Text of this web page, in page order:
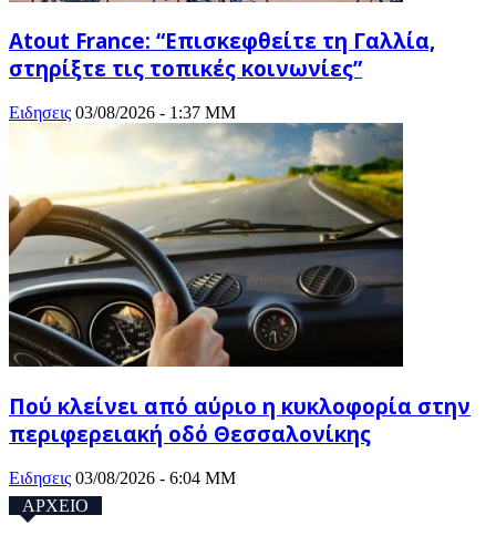
Atout France: “Επισκεφθείτε τη Γαλλία,
στηρίξτε τις τοπικές κοινωνίες”
Ειδησεις 03/08/2026 - 1:37 ΜΜ
Πού κλείνει από αύριο η κυκλοφορία στην
περιφερειακή οδό Θεσσαλονίκης
Ειδησεις 03/08/2026 - 6:04 ΜΜ
ΑΡΧΕΙΟ